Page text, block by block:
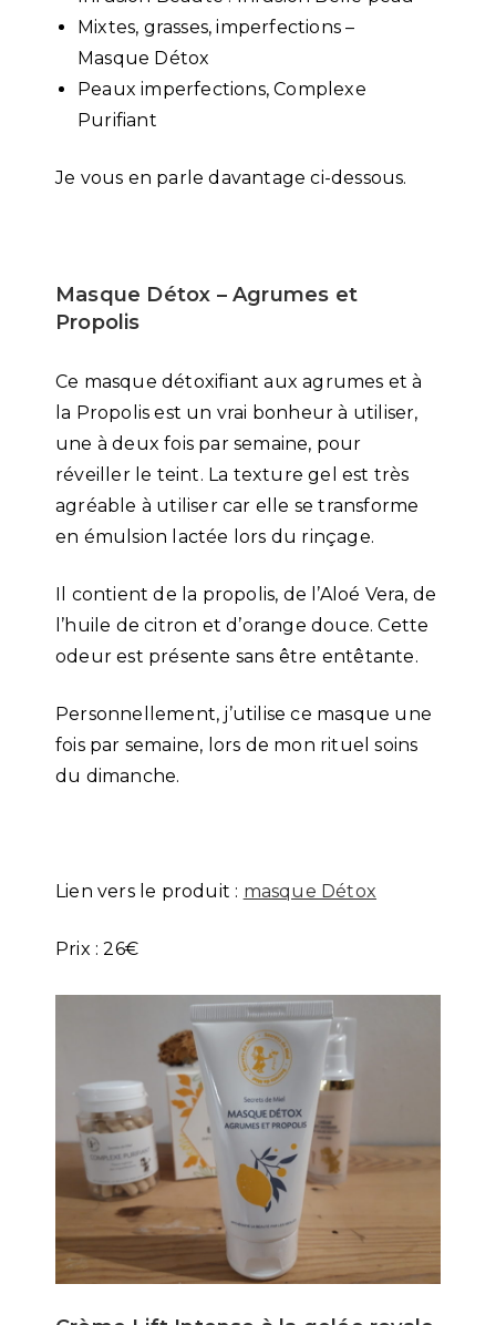
Mixtes, grasses, imperfections –
Masque Détox
Peaux imperfections, Complexe
Purifiant
Je vous en parle davantage ci-dessous.
Masque Détox – Agrumes et
Propolis
Ce masque détoxifiant aux agrumes et à
la Propolis est un vrai bonheur à utiliser,
une à deux fois par semaine, pour
réveiller le teint. La texture gel est très
agréable à utiliser car elle se transforme
en émulsion lactée lors du rinçage.
Il contient de la propolis, de l’Aloé Vera, de
l’huile de citron et d’orange douce. Cette
odeur est présente sans être entêtante.
Personnellement, j’utilise ce masque une
fois par semaine, lors de mon rituel soins
du dimanche.
Lien vers le produit : masque Détox
Prix : 26€